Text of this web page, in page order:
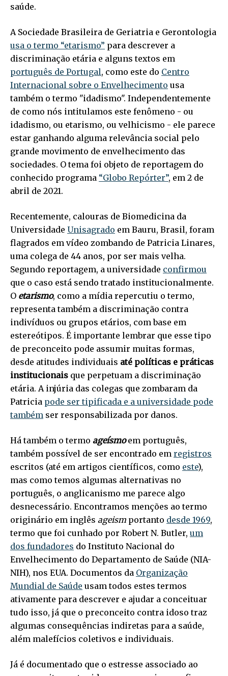
saúde.
A Sociedade Brasileira de Geriatria e Gerontologia
usa o termo “etarismo” para descrever a
discriminação etária e alguns textos em
português de Portugal, como este do Centro
Internacional sobre o Envelhecimento usa
também o termo "idadismo". Independentemente
de como nós intitulamos este fenômeno - ou
idadismo, ou etarismo, ou velhicismo - ele parece
estar ganhando alguma relevância social pelo
grande movimento de envelhecimento das
sociedades. O tema foi objeto de reportagem do
conhecido programa “Globo Repórter”, em 2 de
abril de 2021.
Recentemente, calouras de Biomedicina da
Universidade Unisagrado em Bauru, Brasil, foram
flagrados em vídeo zombando de Patricia Linares,
uma colega de 44 anos, por ser mais velha.
Segundo reportagem, a universidade confirmou
que o caso está sendo tratado institucionalmente.
O etarismo, como a mídia repercutiu o termo,
representa também a discriminação contra
indivíduos ou grupos etários, com base em
estereótipos. É importante lembrar que esse tipo
de preconceito pode assumir muitas formas,
desde atitudes individuais até políticas e práticas
institucionais que perpetuam a discriminação
etária. A injúria das colegas que zombaram da
Patricia pode ser tipificada e a universidade pode
também ser responsabilizada por danos.
Há também o termo ageísmoem português,
também possível de ser encontrado em registros
escritos (até em artigos científicos, como este),
mas como temos algumas alternativas no
português, o anglicanismo me parece algo
desnecessário. Encontramos menções ao termo
originário em inglês ageism portanto desde 1969,
termo que foi cunhado por Robert N. Butler, um
dos fundadores do Instituto Nacional do
Envelhecimento do Departamento de Saúde (NIA-
NIH), nos EUA. Documentos da Organização
Mundial de Saúde usam todos estes termos
ativamente para descrever e ajudar a conceituar
tudo isso, já que o preconceito contra idoso traz
algumas consequências indiretas para a saúde,
além malefícios coletivos e individuais.
Já é documentado que o estresse associado ao